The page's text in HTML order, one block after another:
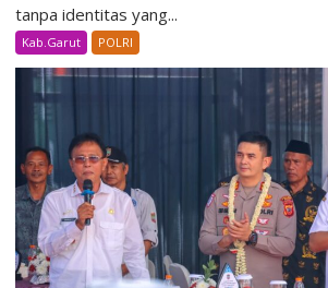
tanpa identitas yang...
Kab.Garut POLRI